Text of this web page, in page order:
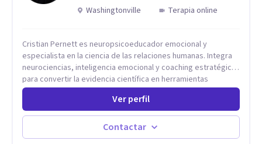
Washingtonville
Terapia online
Cristian Pernett es neuropsicoeducador emocional y
especialista en la ciencia de las relaciones humanas. Integra
neurociencias, inteligencia emocional y coaching estratégico
para convertir la evidencia científica en herramientas
prácticas que mejoran la forma en que las personas viven,
aman, lideran y se comunican. Con más de 20 años de
experiencia, acompaña a personas, parejas y líderes en
procesos de desarrollo personal y profesional. Su trabajo se
centra en la regulación emocional, las relaciones de pareja, la
Ver perfil
Contactar